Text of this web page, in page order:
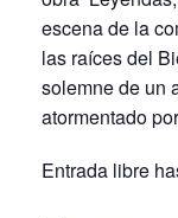
escena de la
las raíces del
solemne de un
atormentado
Entrada libre